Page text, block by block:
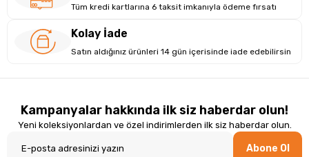
Tüm kredi kartlarına 6 taksit imkanıyla ödeme fırsatı
Kolay İade
Satın aldığınız ürünleri 14 gün içerisinde iade edebilirsin
Kampanyalar hakkında ilk siz haberdar olun!
Yeni koleksiyonlardan ve özel indirimlerden ilk siz haberdar olun.
Abone Ol